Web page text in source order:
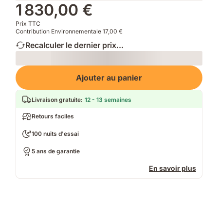
1 830,00 €
Prix TTC
Contribution Environnementale 17,00 €
Recalculer le dernier prix...
Loading
Ajouter au panier
Livraison gratuite: 12 - 13 semaines
Retours faciles
100 nuits d'essai
5 ans de garantie
En savoir plus